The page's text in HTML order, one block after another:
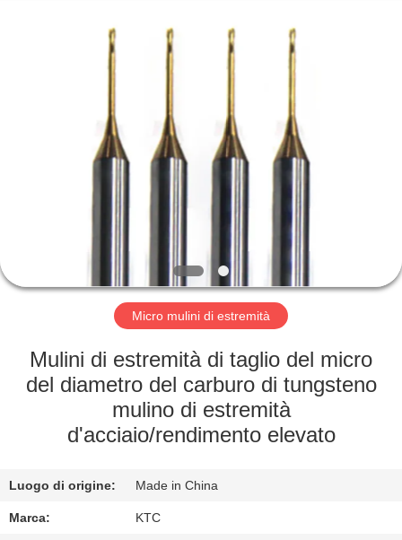
PRODOTTI
GIRO
FABBRICA
CONTROLLO
CONTATTICI
Micro mulini di estremità
Mulini di estremità di taglio del micro
del diametro del carburo di tungsteno
mulino di estremità
d'acciaio/rendimento elevato
Luogo di origine: Made in China
Marca: KTC